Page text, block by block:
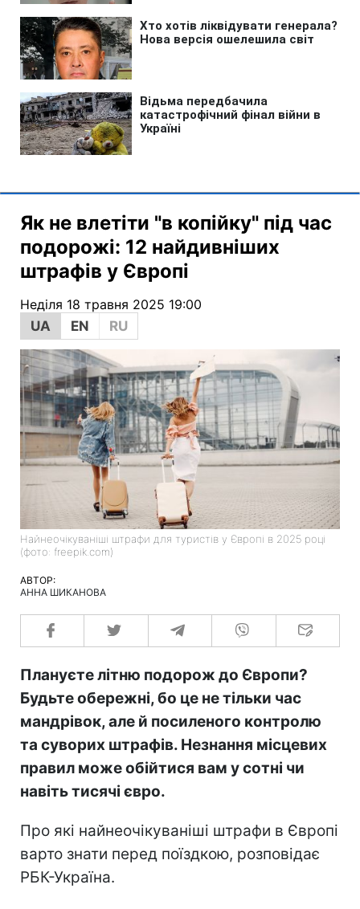
Як не влетіти "в копійку" під час
подорожі: 12 найдивніших
штрафів у Європі
Неділя 18 травня 2025 19:00
UA
EN RU
Найнеочікуваніші штрафи для туристів у Європі в 2025 році
(фото: freepik.com)
АВТОР:
АННА ШИКАНОВА
Плануєте літню подорож до Європи?
Будьте обережні, бо це не тільки час
мандрівок, але й посиленого контролю
та суворих штрафів. Незнання місцевих
правил може обійтися вам у сотні чи
навіть тисячі євро.
Про які найнеочікуваніші штрафи в Європі
варто знати перед поїздкою, розповідає
РБК-Україна.